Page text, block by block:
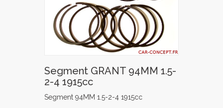
Segment GRANT 94MM 1.5-
2-4 1915cc
Segment 94MM 1.5-2-4 1915cc